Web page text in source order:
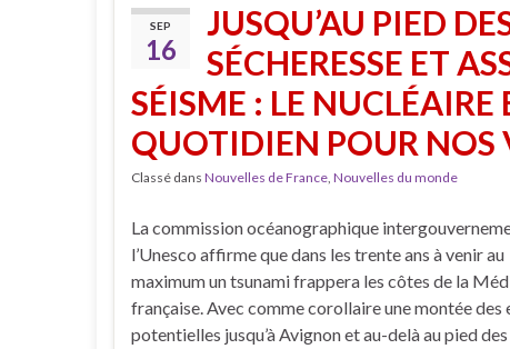
SEP
16
JUSQU’AU PIED
SÉCHERESSE ET
SÉISME : LE NUCLÉAIRE
QUOTIDIEN POUR NOS
Classé dans Nouvelles de France, Nouvelles du monde
La commission océanographique
l’Unesco affirme que dans les trente ans à venir au
maximum un tsunami frappera les côtes de la
française. Avec comme corollaire une montée des
potentielles jusqu’à Avignon et au-delà au pied des